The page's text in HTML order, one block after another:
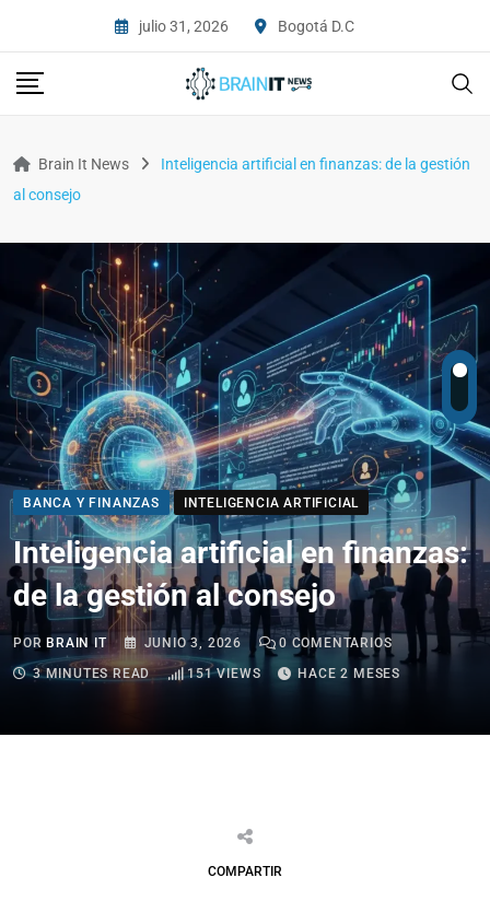
julio 31, 2026 Bogotá D.C
Brain It News
Inteligencia artificial en finanzas: de la gestión
al consejo
BANCA Y FINANZAS INTELIGENCIA ARTIFICIAL
Inteligencia artificial en finanzas:
de la gestión al consejo
POR BRAIN IT JUNIO 3, 2026 0 COMENTARIOS
3 MINUTES READ
151VIEWS HACE 2 MESES
COMPARTIR